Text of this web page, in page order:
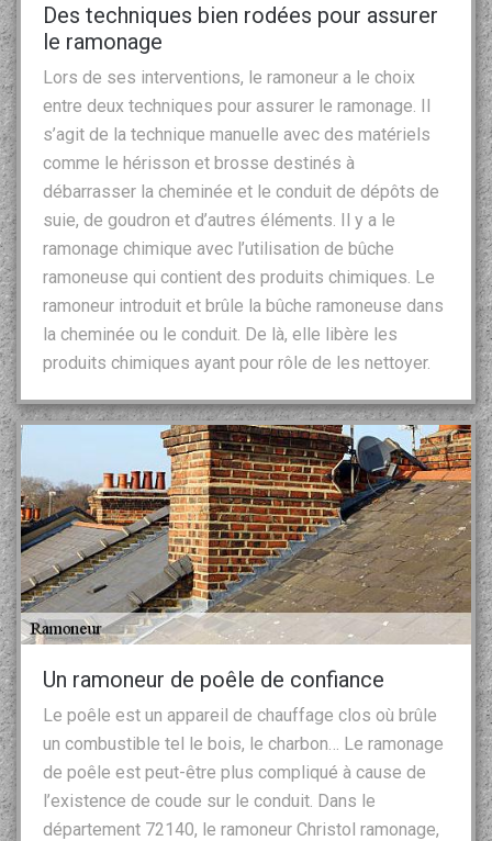
Des techniques bien rodées pour assurer
le ramonage
Lors de ses interventions, le ramoneur a le choix
entre deux techniques pour assurer le ramonage. Il
s’agit de la technique manuelle avec des matériels
comme le hérisson et brosse destinés à
débarrasser la cheminée et le conduit de dépôts de
suie, de goudron et d’autres éléments. Il y a le
ramonage chimique avec l’utilisation de bûche
ramoneuse qui contient des produits chimiques. Le
ramoneur introduit et brûle la bûche ramoneuse dans
la cheminée ou le conduit. De là, elle libère les
produits chimiques ayant pour rôle de les nettoyer.
Un ramoneur de poêle de confiance
Le poêle est un appareil de chauffage clos où brûle
un combustible tel le bois, le charbon… Le ramonage
de poêle est peut-être plus compliqué à cause de
l’existence de coude sur le conduit. Dans le
département 72140, le ramoneur Christol ramonage,